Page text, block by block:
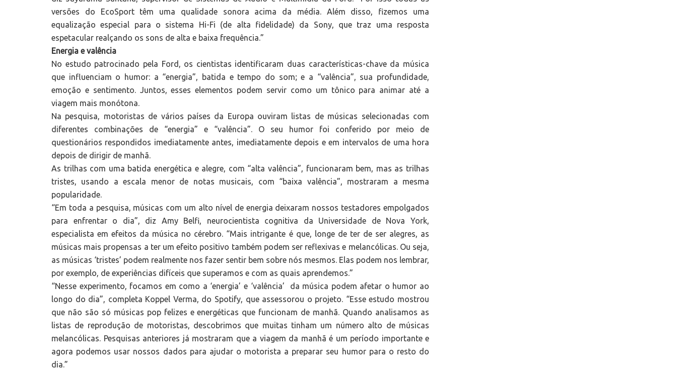
versões do EcoSport têm uma qualidade sonora acima da média. Além disso, fizemos uma
equalização especial para o sistema Hi-Fi (de alta fidelidade) da Sony, que traz uma resposta
espetacular realçando os sons de alta e baixa frequência.”
Energia e valência
No estudo patrocinado pela Ford, os cientistas identificaram duas características-chave da música
que influenciam o humor: a “energia”, batida e tempo do som; e a “valência”, sua profundidade,
emoção e sentimento. Juntos, esses elementos podem servir como um tônico para animar até a
viagem mais monótona.
Na pesquisa, motoristas de vários países da Europa ouviram listas de músicas selecionadas com
diferentes combinações de “energia” e “valência”. O seu humor foi conferido por meio de
questionários respondidos imediatamente antes, imediatamente depois e em intervalos de uma hora
depois de dirigir de manhã.
As trilhas com uma batida energética e alegre, com “alta valência”, funcionaram bem, mas as trilhas
tristes, usando a escala menor de notas musicais, com “baixa valência”, mostraram a mesma
popularidade.
“Em toda a pesquisa, músicas com um alto nível de energia deixaram nossos testadores empolgados
para enfrentar o dia”, diz Amy Belfi, neurocientista cognitiva da Universidade de Nova York,
especialista em efeitos da música no cérebro. “Mais intrigante é que, longe de ter de ser alegres, as
músicas mais propensas a ter um efeito positivo também podem ser reflexivas e melancólicas. Ou seja,
as músicas ‘tristes’ podem realmente nos fazer sentir bem sobre nós mesmos. Elas podem nos lembrar,
por exemplo, de experiências difíceis que superamos e com as quais aprendemos.”
“Nesse experimento, focamos em como a ‘energia’ e ‘valência’ da música podem afetar o humor ao
longo do dia”, completa Koppel Verma, do Spotify, que assessorou o projeto. “Esse estudo mostrou
que não são só músicas pop felizes e energéticas que funcionam de manhã. Quando analisamos as
listas de reprodução de motoristas, descobrimos que muitas tinham um número alto de músicas
melancólicas. Pesquisas anteriores já mostraram que a viagem da manhã é um período importante e
agora podemos usar nossos dados para ajudar o motorista a preparar seu humor para o resto do
dia.”